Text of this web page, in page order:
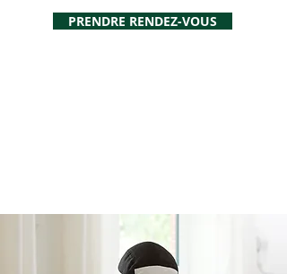
PRENDRE RENDEZ-VOUS